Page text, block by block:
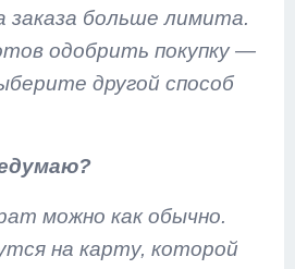
заказа больше лимита.
одобрить покупку —
другой способ
можно как обычно.
на карту, которой